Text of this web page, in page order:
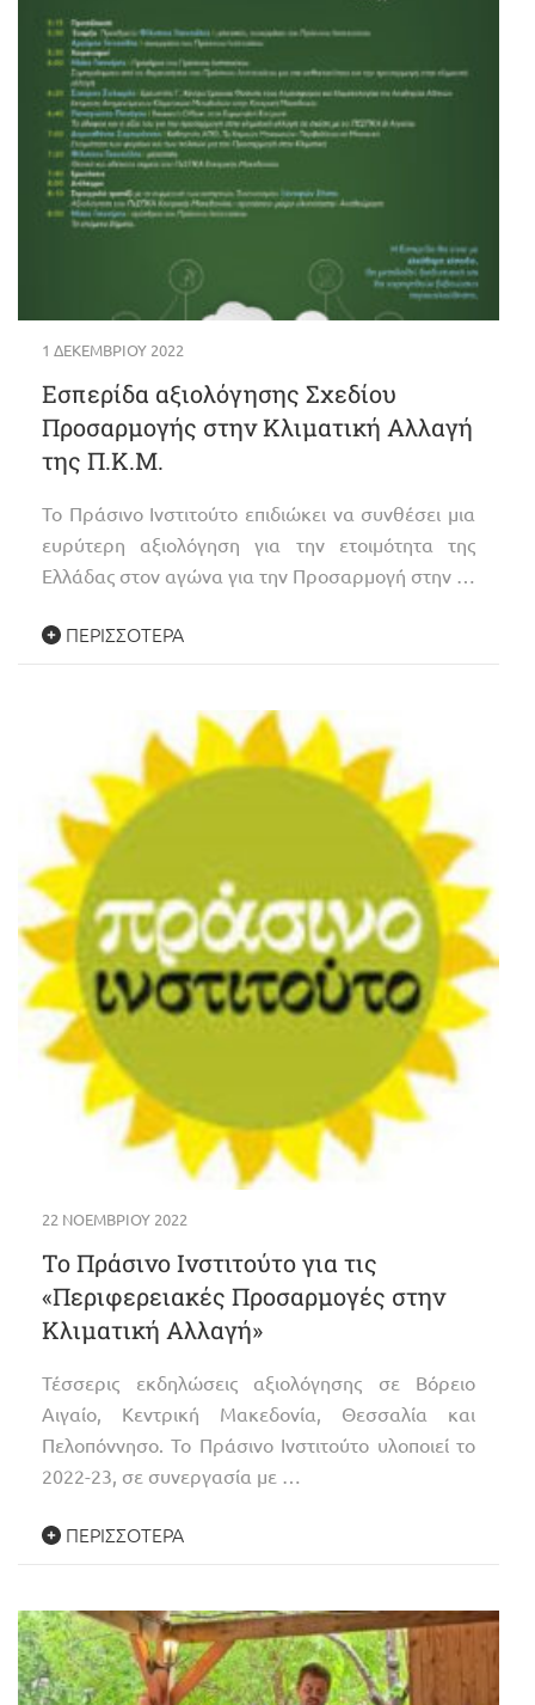
1 ΔΕΚΕΜΒΡΊΟΥ 2022
Εσπερίδα αξιολόγησης Σχεδίου
Προσαρμογής στην Κλιματική Αλλαγή
της Π.Κ.Μ.
Το Πράσινο Ινστιτούτο επιδιώκει να συνθέσει μια
ευρύτερη αξιολόγηση για την ετοιμότητα της
Ελλάδας στον αγώνα για την Προσαρμογή στην …
ΠΕΡΙΣΣΌΤΕΡΑ
22 ΝΟΕΜΒΡΊΟΥ 2022
Το Πράσινο Ινστιτούτο για τις
«Περιφερειακές Προσαρμογές στην
Κλιματική Αλλαγή»
Τέσσερις εκδηλώσεις αξιολόγησης σε Βόρειο
Αιγαίο, Κεντρική Μακεδονία, Θεσσαλία και
Πελοπόννησο. Το Πράσινο Ινστιτούτο υλοποιεί το
2022-23, σε συνεργασία με …
ΠΕΡΙΣΣΌΤΕΡΑ